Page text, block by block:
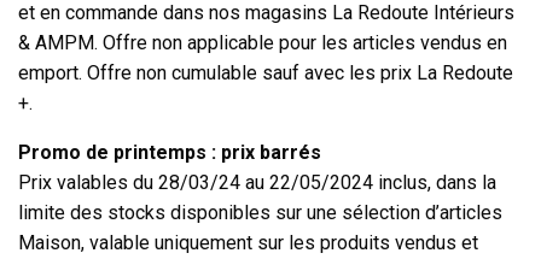
et en commande dans nos magasins La Redoute Intérieurs
& AMPM. Offre non applicable pour les articles vendus en
emport. Offre non cumulable sauf avec les prix La Redoute
+.
Promo de printemps : prix barrés
Prix valables du 28/03/24 au 22/05/2024 inclus, dans la
limite des stocks disponibles sur une sélection d’articles
Maison, valable uniquement sur les produits vendus et